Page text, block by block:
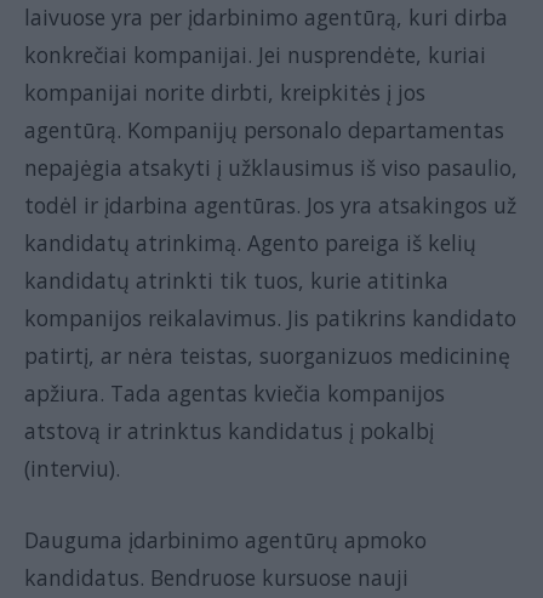
laivuose yra per įdarbinimo agentūrą, kuri dirba
konkrečiai kompanijai. Jei nusprendėte, kuriai
kompanijai norite dirbti, kreipkitės į jos
agentūrą. Kompanijų personalo departamentas
nepajėgia atsakyti į užklausimus iš viso pasaulio,
todėl ir įdarbina agentūras. Jos yra atsakingos už
kandidatų atrinkimą. Agento pareiga iš kelių
kandidatų atrinkti tik tuos, kurie atitinka
kompanijos reikalavimus. Jis patikrins kandidato
patirtį, ar nėra teistas, suorganizuos medicininę
apžiura. Tada agentas kviečia kompanijos
atstovą ir atrinktus kandidatus į pokalbį
(interviu).
Dauguma įdarbinimo agentūrų apmoko
kandidatus. Bendruose kursuose nauji